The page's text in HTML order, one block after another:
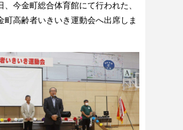
今金町総合体育館にて行われた、
町高齢者いきいき運動会へ出席しま